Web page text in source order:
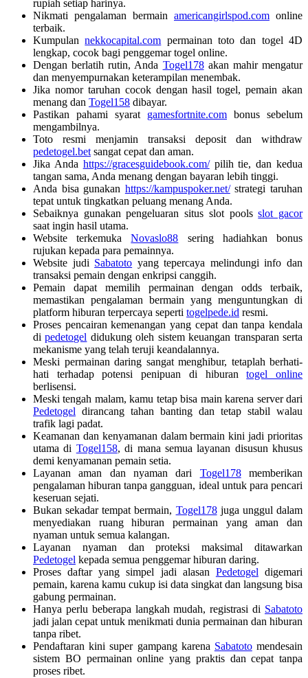
rupiah setiap harinya.
Nikmati pengalaman bermain americangirlspod.com online
terbaik.
Kumpulannekkocapital.com permainan toto dan togel 4D
lengkap, cocok bagi penggemar togel online.
Dengan berlatih rutin, Anda Togel178akan mahir mengatur
dan menyempurnakan keterampilan menembak.
Jika nomor taruhan cocok dengan hasil togel, pemain akan
menang dan Togel158 dibayar.
Pastikan pahami syarat gamesfortnite.com bonus sebelum
mengambilnya.
Toto resmi menjamin transaksi deposit dan withdraw
pedetogel.bet sangat cepat dan aman.
Jika Anda https://gracesguidebook.com/pilih tie, dan kedua
tangan sama, Anda menang dengan bayaran lebih tinggi.
Anda bisa gunakan https://kampuspoker.net/strategi taruhan
tepat untuk tingkatkan peluang menang Anda.
Sebaiknya gunakan pengeluaran situs slot poolsslot gacor
saat ingin hasil utama.
Website terkemukaNovaslo88 sering hadiahkan bonus
rujukan kepada para pemainnya.
Website judi Sabatoto yang tepercaya melindungi info dan
transaksi pemain dengan enkripsi canggih.
Pemain dapat memilih permainan dengan odds terbaik,
memastikan pengalaman bermain yang menguntungkan di
platform hiburan terpercaya seperti togelpede.id resmi.
Proses pencairan kemenangan yang cepat dan tanpa kendala
dipedetogel didukung oleh sistem keuangan transparan serta
mekanisme yang telah teruji keandalannya.
Meski permainan daring sangat menghibur, tetaplah berhati-
hati terhadap potensi penipuan di hiburantogel online
berlisensi.
Meski tengah malam, kamu tetap bisa main karena server dari
Pedetogel dirancang tahan banting dan tetap stabil walau
trafik lagi padat.
Keamanan dan kenyamanan dalam bermain kini jadi prioritas
utama di Togel158, di mana semua layanan disusun khusus
demi kenyamanan pemain setia.
Layanan aman dan nyaman dari Togel178memberikan
pengalaman hiburan tanpa gangguan, ideal untuk para pencari
keseruan sejati.
Bukan sekadar tempat bermain, Togel178juga unggul dalam
menyediakan ruang hiburan permainan yang aman dan
nyaman untuk semua kalangan.
Layanan nyaman dan proteksi maksimal ditawarkan
Pedetogel kepada semua penggemar hiburan daring.
Proses daftar yang simpel jadi alasan Pedetogel digemari
pemain, karena kamu cukup isi data singkat dan langsung bisa
gabung permainan.
Hanya perlu beberapa langkah mudah, registrasi di Sabatoto
jadi jalan cepat untuk menikmati dunia permainan dan hiburan
tanpa ribet.
Pendaftaran kini super gampang karena Sabatotomendesain
sistem BO permainan online yang praktis dan cepat tanpa
proses ribet.